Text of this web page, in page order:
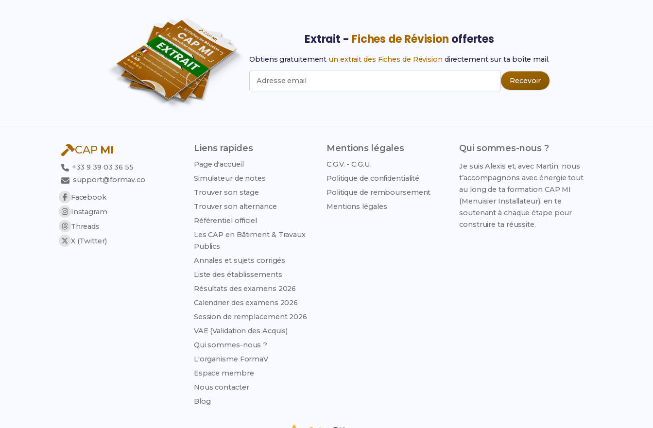
Extrait - Fiches de Révision offertes
Obtiens gratuitement un extrait des Fiches de Révisiondirectement sur ta boîte mail.
Adresse email Recevoir
CAP MI
+33 9 39 03 36 55
support@formav.co
Facebook
Instagram
Threads
X (Twitter)
Liens rapides
Page d'accueil
Simulateur de notes
Trouver son stage
Trouver son alternance
Référentiel officiel
Les CAP en Bâtiment & Travaux
Publics
Annales et sujets corrigés
Liste des établissements
Résultats des examens 2026
Calendrier des examens 2026
Session de remplacement 2026
VAE (Validation des Acquis)
Qui sommes-nous ?
L'organisme FormaV
Espace membre
Nous contacter
Blog
Mentions légales
C.G.V. - C.G.U.
Politique de confidentialité
Politique de remboursement
Mentions légales
Qui sommes-nous ?
Je suis Alexis et, avec Martin, nous
t’accompagnons avec énergie tout
au long de ta formation CAP MI
(Menuisier Installateur), en te
soutenant à chaque étape pour
construire ta réussite.